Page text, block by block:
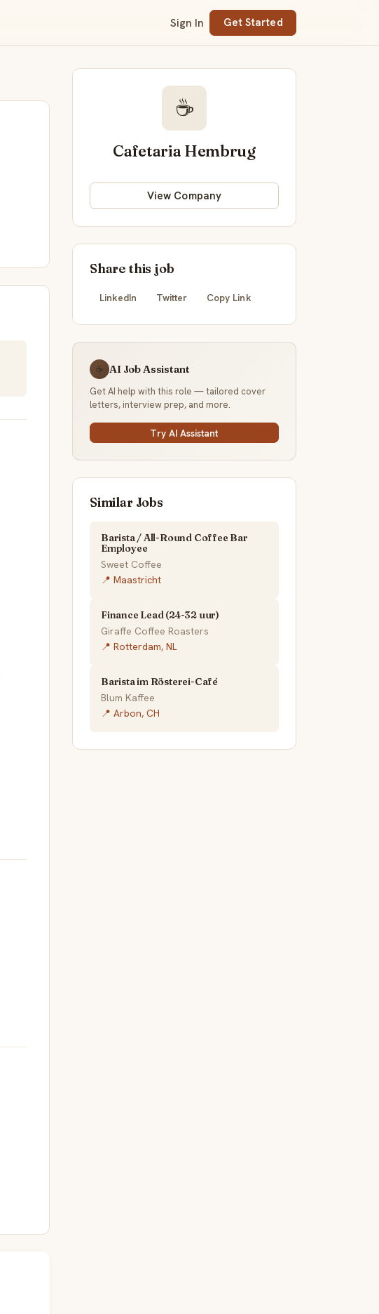
Sign In Get Started
☕
Cafetaria Hembrug
View Company
Share this job
LinkedIn Twitter Copy Link
☕ AI Job Assistant
Get AI help with this role — tailored cover
letters, interview prep, and more.
Try AI Assistant
Similar Jobs
Barista / All-Round Coffee Bar
Employee
Sweet Coffee
📍 Maastricht
Finance Lead (24-32 uur)
Giraffe Coffee Roasters
📍 Rotterdam, NL
Barista im Rösterei-Café
Blum Kaffee
📍 Arbon, CH